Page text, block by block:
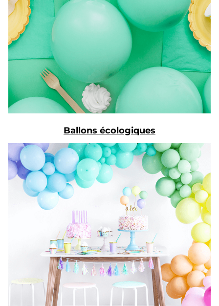
Ballons écologiques